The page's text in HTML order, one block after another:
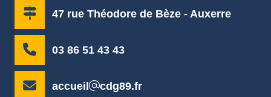
47 rue Théodore de Bèze - Auxerre
03 86 51 43 43
accueil cdg89.fr